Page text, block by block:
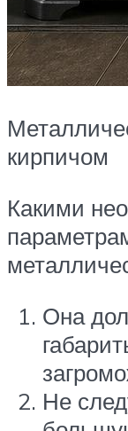
кирпичом
Какими
Она
Не